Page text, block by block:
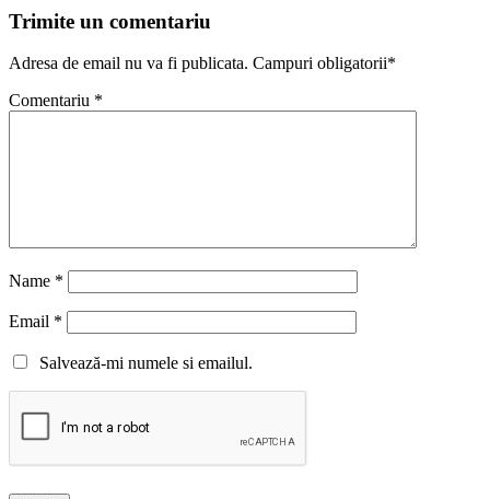
Trimite un comentariu
Adresa de email nu va fi publicata. Campuri obligatorii*
Comentariu *
Name *
Email *
Salvează-mi numele si emailul.